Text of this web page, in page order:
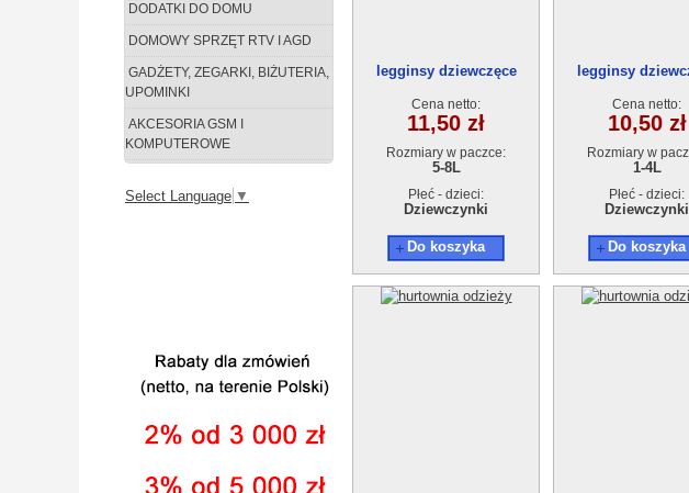
DODATKI DO DOMU
DOMOWY SPRZĘT RTV I AGD
GADŻETY, ZEGARKI, BIŻUTERIA,
UPOMINKI
AKCESORIA GSM I
KOMPUTEROWE
Select Language ▼
legginsy dziewczęce
Cena netto:
11,50 zł
Rozmiary w paczce:
5-8L
Płeć - dzieci:
Dziewczynki
Do koszyka
legginsy
Cena netto:
10,50 zł
Rozmiary w
1-4L
Płeć - dzieci:
Dziewczynki
Do koszyka